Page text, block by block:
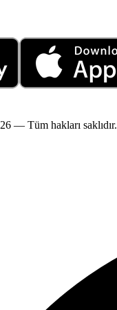
— Tüm hakları saklıdır.